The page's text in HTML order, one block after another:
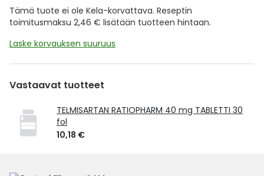
Tämä tuote ei ole Kela-korvattava. Reseptin
toimitusmaksu 2,46 € lisätään tuotteen hintaan.
Laske korvauksen suuruus
Vastaavat tuotteet
TELMISARTAN RATIOPHARM 40 mg TABLETTI 30
fol
10,18 €